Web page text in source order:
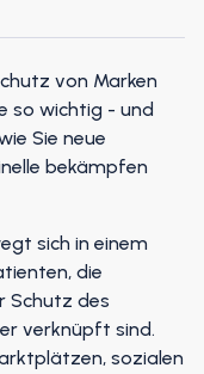
von Marken
so wichtig - und
Sie neue
bekämpfen
sich in einem
die
Schutz des
verknüpft sind.
sozialen